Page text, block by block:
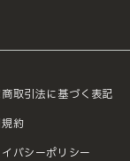
取引法に基づく表記
約
バシーポリシー